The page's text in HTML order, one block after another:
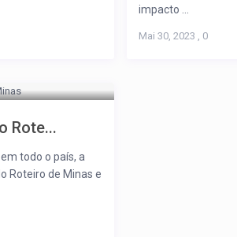
impacto ...
Mai 30, 2023 , 0
Rote...
todo o país, a
Roteiro de Minas e